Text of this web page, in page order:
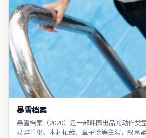
暴雪档案
暴雪档案（2020）是一部韩国出品的动作类
易烊千玺、木村拓哉、章子怡等主演，叙事